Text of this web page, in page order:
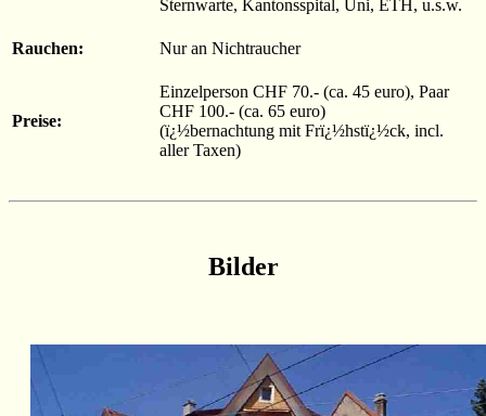
Sternwarte, Kantonsspital, Uni, ETH, u.s.w.
Rauchen: Nur an Nichtraucher
Preise:
Einzelperson CHF 70.- (ca. 45 euro), Paar
CHF 100.- (ca. 65 euro)
(ï¿½bernachtung mit Frï¿½hstï¿½ck, incl.
aller Taxen)
Bilder